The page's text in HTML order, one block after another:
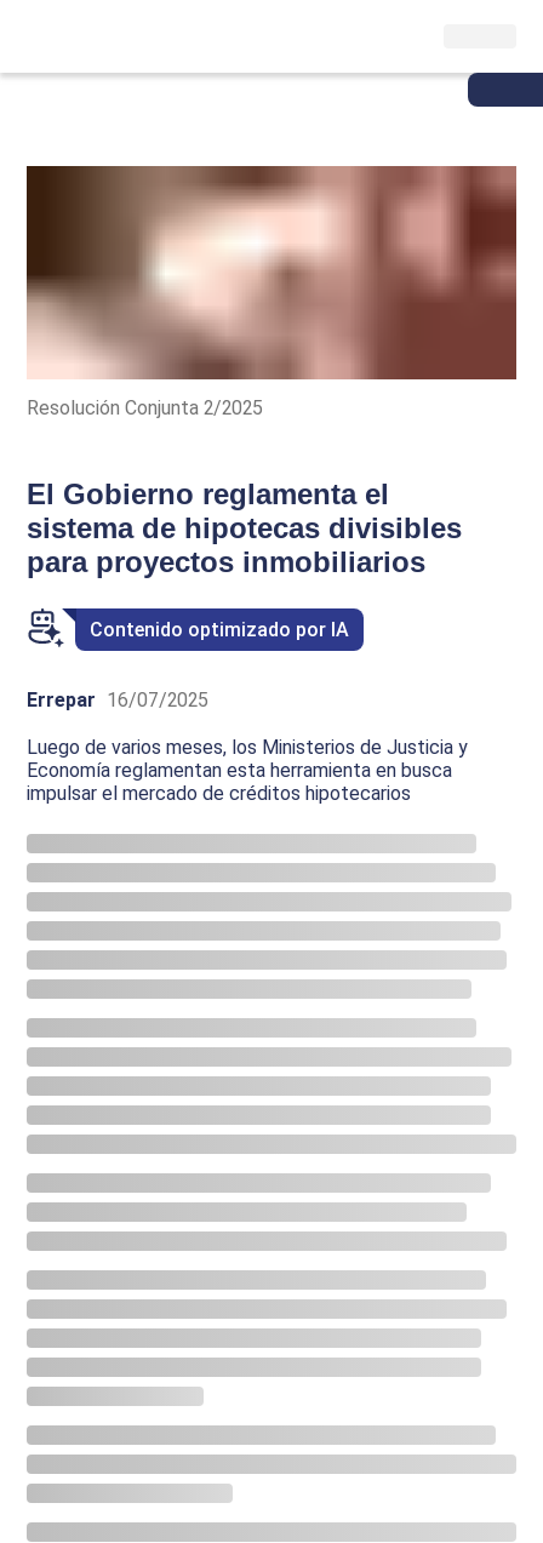
Resolución Conjunta 2/2025
El Gobierno reglamenta el
sistema de hipotecas divisibles
para proyectos inmobiliarios
Contenido optimizado por IA
Errepar 16/07/2025
Luego de varios meses, los Ministerios de Justicia y
Economía reglamentan esta herramienta en busca
impulsar el mercado de créditos hipotecarios